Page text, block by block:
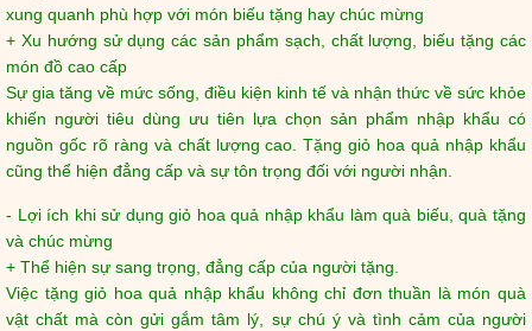
xung quanh phù hợp với món biếu tặng hay chúc mừng
+ Xu hướng sử dụng các sản phẩm sạch, chất lượng, biếu tặng các
món đồ cao cấp
Sự gia tăng về mức sống, điều kiện kinh tế và nhận thức về sức khỏe
khiến người tiêu dùng ưu tiên lựa chọn sản phẩm nhập khẩu có
nguồn gốc rõ ràng và chất lượng cao. Tặng giỏ hoa quả nhập khẩu
cũng thể hiện đẳng cấp và sự tôn trọng đối với người nhận.
- Lợi ích khi sử dụng giỏ hoa quả nhập khẩu làm quà biếu, quà tặng
và chúc mừng
+ Thể hiện sự sang trọng, đẳng cấp của người tặng.
Việc tặng giỏ hoa quả nhập khẩu không chỉ đơn thuần là món quà
vật chất mà còn gửi gắm tâm lý, sự chú ý và tình cảm của người